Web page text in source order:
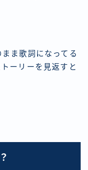
ま歌詞になってる
ーリーを見返すと